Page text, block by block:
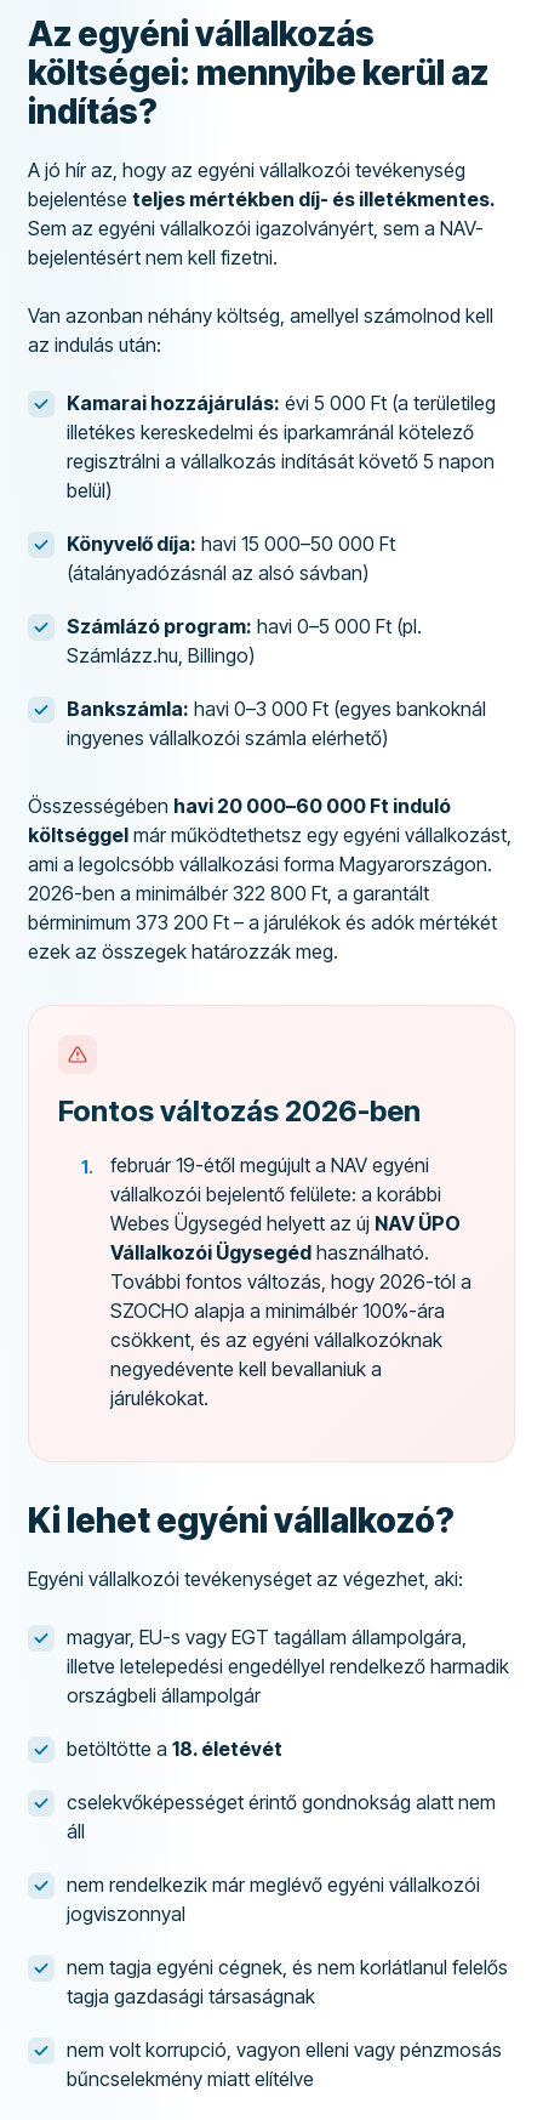
Az egyéni vállalkozás
költségei: mennyibe kerül az
indítás?
A jó hír az, hogy az egyéni vállalkozói tevékenység
bejelentéseteljes mértékben díj- és illetékmentes.
Sem az egyéni vállalkozói igazolványért, sem a NAV-
bejelentésért nem kell fizetni.
Van azonban néhány költség, amellyel számolnod kell
az indulás után:
Kamarai hozzájárulás: évi 5 000 Ft (a területileg
illetékes kereskedelmi és iparkamránál kötelező
regisztrálni a vállalkozás indítását követő 5 napon
belül)
Könyvelő díja: havi 15 000–50 000 Ft
(átalányadózásnál az alsó sávban)
Számlázó program: havi 0–5 000 Ft (pl.
Számlázz.hu, Billingo)
Bankszámla: havi 0–3 000 Ft (egyes bankoknál
ingyenes vállalkozói számla elérhető)
Összességében havi 20 000–60 000 Ft induló
költséggel már működtethetsz egy egyéni vállalkozást,
ami a legolcsóbb vállalkozási forma Magyarországon.
2026-ben a minimálbér 322 800 Ft, a garantált
bérminimum 373 200 Ft – a járulékok és adók mértékét
ezek az összegek határozzák meg.
Fontos változás 2026-ben
február 19-étől megújult a NAV egyéni
vállalkozói bejelentő felülete: a korábbi
Webes Ügysegéd helyett az új NAV ÜPO
Vállalkozói Ügysegédhasználható.
További fontos változás, hogy 2026-tól a
SZOCHO alapja a minimálbér 100%-ára
csökkent, és az egyéni vállalkozóknak
negyedévente kell bevallaniuk a
járulékokat.
Ki lehet egyéni vállalkozó?
Egyéni vállalkozói tevékenységet az végezhet, aki:
magyar, EU-s vagy EGT tagállam állampolgára,
illetve letelepedési engedéllyel rendelkező harmadik
országbeli állampolgár
betöltötte a18. életévét
cselekvőképességet érintő gondnokság alatt nem
áll
nem rendelkezik már meglévő egyéni vállalkozói
jogviszonnyal
nem tagja egyéni cégnek, és nem korlátlanul felelős
tagja gazdasági társaságnak
nem volt korrupció, vagyon elleni vagy pénzmosás
bűncselekmény miatt elítélve